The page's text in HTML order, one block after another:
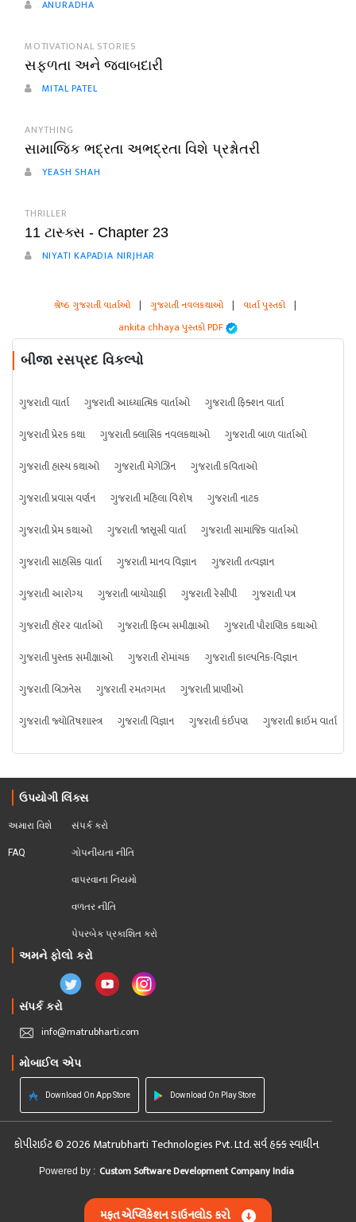
ANURADHA
MOTIVATIONAL STORIES
સફળતા અને જવાબદારી
MITAL PATEL
ANYTHING
સામાજિક ભદ્રતા અભદ્રતા વિશે પ્રશ્નોતરી
YEASH SHAH
THRILLER
11 ટાસ્ક્સ - Chapter 23
NIYATI KAPADIA NIRJHAR
શ્રેષ્ઠ ગુજરાતી વાર્તાઓ | ગુજરાતી નવલકથાઓ | વાર્તા પુસ્તકો |
ankita chhaya પુસ્તકો PDF
બીજા રસપ્રદ વિકલ્પો
ગુજરાતી વાર્તા ગુજરાતી આધ્યાત્મિક વાર્તાઓ
ગુજરાતી ફિક્શન વાર્તા
ગુજરાતી પ્રેરક કથા
ગુજરાતી ક્લાસિક નવલકથાઓ
ગુજરાતી બાળ વાર્તાઓ
ગુજરાતી હાસ્ય કથાઓ
ગુજરાતી મેગેઝિન
ગુજરાતી કવિતાઓ
ગુજરાતી પ્રવાસ વર્ણન
ગુજરાતી મહિલા વિશેષ
ગુજરાતી નાટક
ગુજરાતી પ્રેમ કથાઓ
ગુજરાતી જાસૂસી વાર્તા
ગુજરાતી સામાજિક વાર્તાઓ
ગુજરાતી સાહસિક વાર્તા
ગુજરાતી માનવ વિજ્ઞાન
ગુજરાતી તત્વજ્ઞાન
ગુજરાતી આરોગ્ય
ગુજરાતી બાયોગ્રાફી ગુજરાતી રેસીપી
ગુજરાતી પત્ર
ગુજરાતી હૉરર વાર્તાઓ
ગુજરાતી ફિલ્મ સમીક્ષાઓ
ગુજરાતી પૌરાણિક કથાઓ
ગુજરાતી પુસ્તક સમીક્ષાઓ
ગુજરાતી રોમાંચક
ગુજરાતી કાલ્પનિક-વિજ્ઞાન
ગુજરાતી બિઝનેસ
ગુજરાતી રમતગમત
ગુજરાતી પ્રાણીઓ
ગુજરાતી જ્યોતિષશાસ્ત્ર
ગુજરાતી વિજ્ઞાન ગુજરાતી કંઈપણ ગુજરાતી ક્રાઇમ વાર્તા
ઉપયોગી લિંક્સ
અમારા વિશે
FAQ
સંપર્ક કરો
ગોપનીયતા નીતિ
વાપરવાના નિયમો
વળતર નીતિ
પેપરબેક પ્રકાશિત કરો
અમને ફોલો કરો
સંપર્ક કરો
info@matrubharti.com
મોબાઈલ એપ
Download On App Store Download On Play Store
કોપીરાઈટ © 2026 Matrubharti Technologies Pvt. Ltd. સર્વ હક્ક સ્વાધીન
Powered by : Custom Software Development Company India
મફત એપ્લિકેશન ડાઉનલોડ કરો